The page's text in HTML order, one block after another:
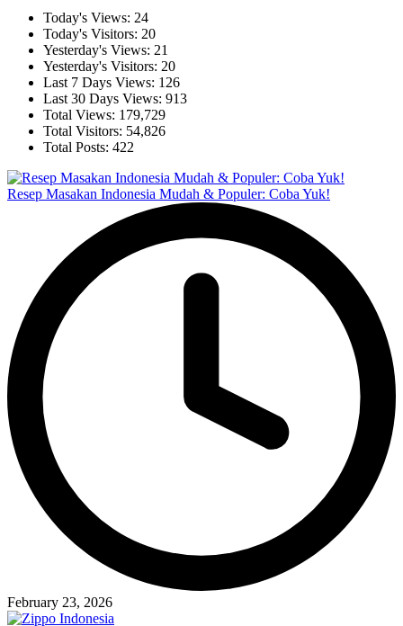
Today's Views: 24
Today's Visitors: 20
Yesterday's Views: 21
Yesterday's Visitors: 20
Last 7 Days Views: 126
Last 30 Days Views: 913
Total Views: 179,729
Total Visitors: 54,826
Total Posts: 422
Resep Masakan Indonesia Mudah & Populer: Coba Yuk!
February 23, 2026